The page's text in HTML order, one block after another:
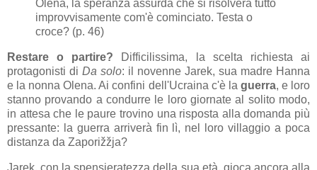
Olena, la speranza assurda che si risolverà tutto
improvvisamente com'è cominciato. Testa o
croce? (p. 46)
Restare o partire? Difficilissima, la scelta richiesta ai
protagonisti di Da solo: il novenne Jarek, sua madre Hanna
e la nonna Olena. Ai confini dell'Ucraina c'è la guerra, e loro
stanno provando a condurre le loro giornate al solito modo,
in attesa che le paure trovino una risposta alla domanda più
pressante: la guerra arriverà fin lì, nel loro villaggio a poca
distanza da Zaporižžja?
Jarek, con la spensieratezza della sua età, gioca ancora alla